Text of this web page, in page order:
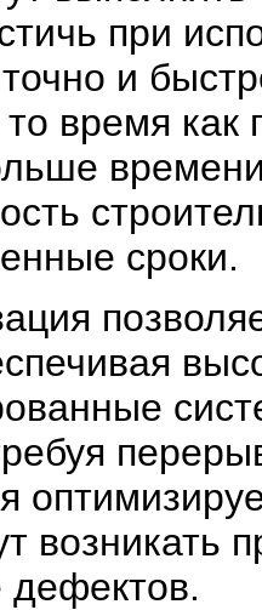
при
и
время как
сроки.
возникать
дефектов.